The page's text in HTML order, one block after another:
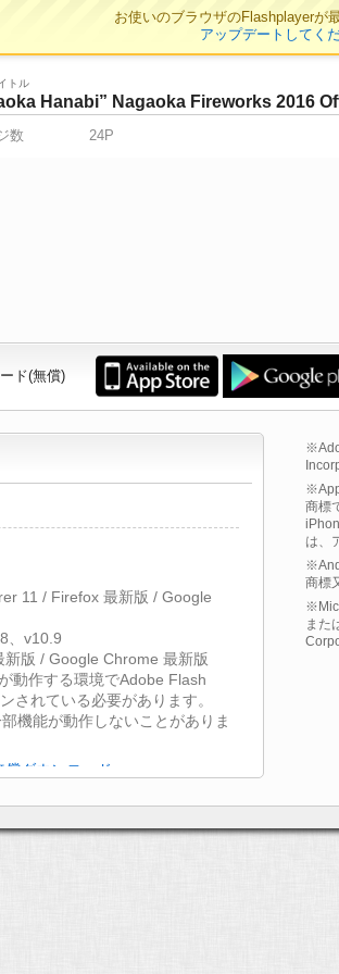
トル
Hanabi” Nagaoka Fireworks 2016
数
24P
ド(無償)
11 / Firefox 最新版 / Google
、v10.9
版 / Google Chrome 最新版
動作する環境でAdobe Flash
されている必要があります。
機能が動作しないことがありま
償ダウンロード
商標
は、
商標
また
お使いのブラウザのFlashplayerが
アップデートしてく